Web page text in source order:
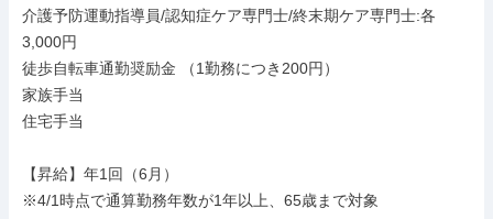
介護予防運動指導員/認知症ケア専門士/終末期ケア専門士:各
3,000円
徒歩自転車通勤奨励金 （1勤務につき200円）
家族手当
住宅手当
【昇給】年1回（6月）
※4/1時点で通算勤務年数が1年以上、65歳まで対象